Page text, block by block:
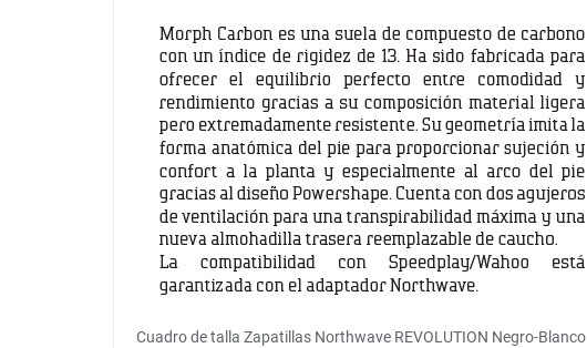
Cuadro de talla Zapatillas Northwave REVOLUTION Negro-Blanco